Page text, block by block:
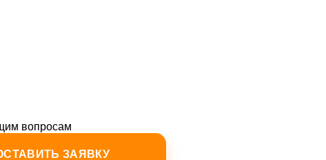
вопросам